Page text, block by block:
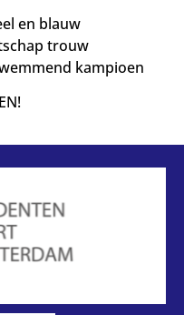
en blauw
trouw
kampioen